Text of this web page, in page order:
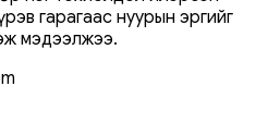
гарагаас нуурын эргийг
мэдээлжээ.